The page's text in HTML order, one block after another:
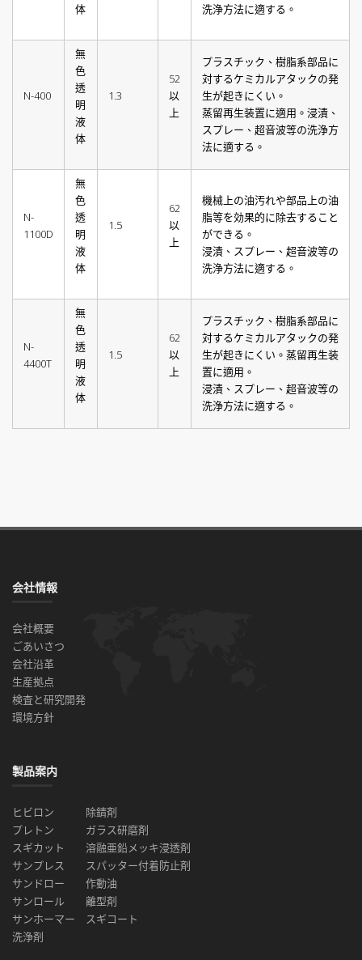
体
洗浄方法に適する。
N-400
無
色
透
明
液
体
1.3
52
以
上
プラスチック、樹脂系部品に
対するケミカルアタックの発
生が起きにくい。
蒸留再生装置に適用。浸漬、
スプレー、超音波等の洗浄方
法に適する。
N-
1100D
無
色
透
明
液
体
1.5
62
以
上
機械上の油汚れや部品上の油
脂等を効果的に除去すること
ができる。
浸漬、スプレー、超音波等の
洗浄方法に適する。
N-
4400T
無
色
透
明
液
体
1.5
62
以
上
プラスチック、樹脂系部品に
対するケミカルアタックの発
生が起きにくい。蒸留再生装
置に適用。
浸漬、スプレー、超音波等の
洗浄方法に適する。
会社情報
会社概要
ごあいさつ
会社沿革
生産拠点
検査と研究開発
環境方針
製品案内
ヒビロン
除錆剤
プレトン
ガラス研磨剤
スギカット
溶融亜鉛メッキ浸透剤
サンプレス
スパッター付着防止剤
サンドロー
作動油
サンロール
離型剤
サンホーマー
スギコート
洗浄剤